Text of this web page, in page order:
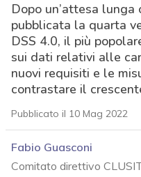
Dopo un’attesa
pubblicata la quarta
DSS 4.0, il più
sui dati relativi alle
nuovi requisiti e le
contrastare il
Pubblicato il 10 Mag 2022
Fabio Guasconi
Comitato direttivo